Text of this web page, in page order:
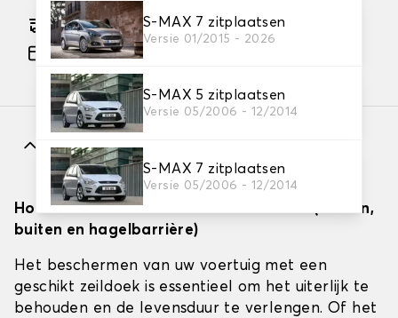
S-MAX 7 zitplaatsen
Versie 01/2015 - 2026
S-MAX 5 zitplaatsen
Versie 05/2006 - 12/2014
S-MAX 7 zitplaatsen
Versie 05/2006 - 12/2014
Geschatte gratis levering naar 17-08-2026
Betaling in 3x gratis, vanaf €60 aankoop.
Kenmerken
Hoe autodekzeilen effectief installeren (binnen,
buiten en hagelbarrière)
Het beschermen van uw voertuig met een
geschikt zeildoek is essentieel om het uiterlijk te
behouden en de levensduur te verlengen. Of het